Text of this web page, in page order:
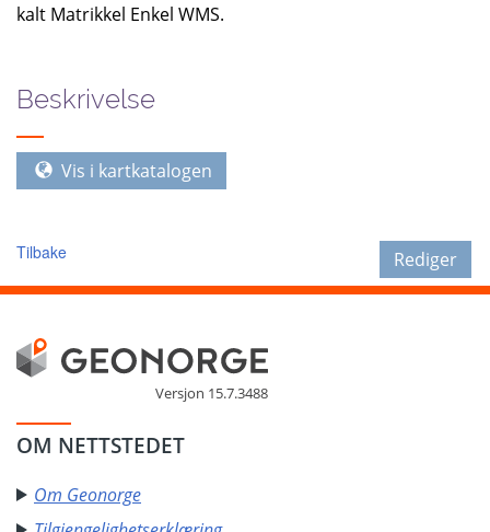
kalt Matrikkel Enkel WMS.
Beskrivelse
Vis i kartkatalogen
Rediger
Tilbake